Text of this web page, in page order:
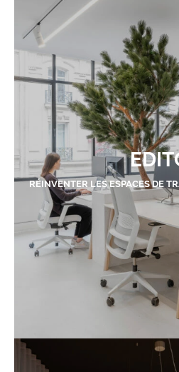
RÉINVENTER LES ESPACES DE